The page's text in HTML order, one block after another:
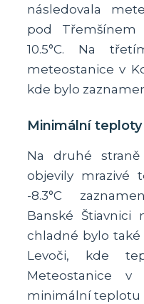
následovala
pod
10.5°C. Na
meteostanice v
kde bylo
Minimální
Na druhé
objevily mrazivé
-8.3°C
Banské Štiavnici
chladné bylo také
Levoči, kde
Meteostanice v
minimální teplotu -